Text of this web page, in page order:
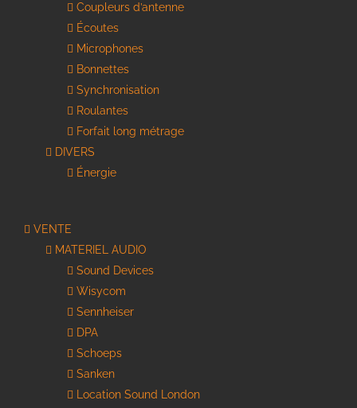
Coupleurs d’antenne
Écoutes
Microphones
Bonnettes
Synchronisation
Roulantes
Forfait long métrage
DIVERS
Énergie
VENTE
MATERIEL AUDIO
Sound Devices
Wisycom
Sennheiser
DPA
Schoeps
Sanken
Location Sound London